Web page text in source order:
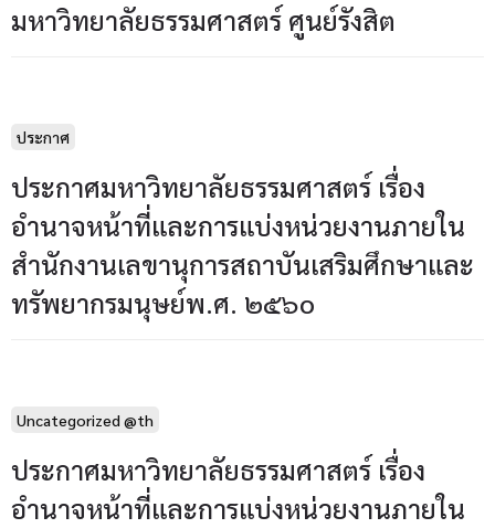
มหาวิทยาลัยธรรมศาสตร์ ศูนย์รังสิต
ประกาศ
ประกาศมหาวิทยาลัยธรรมศาสตร์ เรื่อง
อำนาจหน้าที่และการแบ่งหน่วยงานภายใน
สำนักงานเลขานุการสถาบันเสริมศึกษาและ
ทรัพยากรมนุษย์พ.ศ. ๒๕๖o
Uncategorized @th
ประกาศมหาวิทยาลัยธรรมศาสตร์ เรื่อง
อำนาจหน้าที่และการแบ่งหน่วยงานภายใน